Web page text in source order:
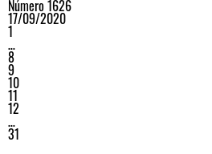
Número 1626
17/09/2020
1
…
8
9
10
11
12
…
31